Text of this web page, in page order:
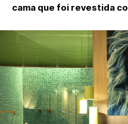
cama que foi revestida